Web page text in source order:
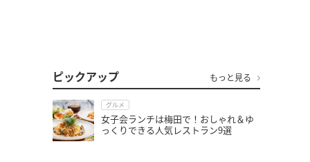
ピックアップ もっと見る
グルメ
女子会ランチは梅田で！おしゃれ＆ゆ
っくりできる人気レストラン9選